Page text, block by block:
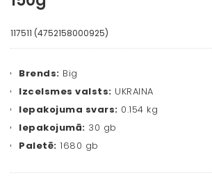
117511 (4752158000925)
Brends: Big
Izcelsmes valsts: UKRAINA
Iepakojuma svars: 0.154 kg
Iepakojumā: 30 gb
Paletē: 1680 gb